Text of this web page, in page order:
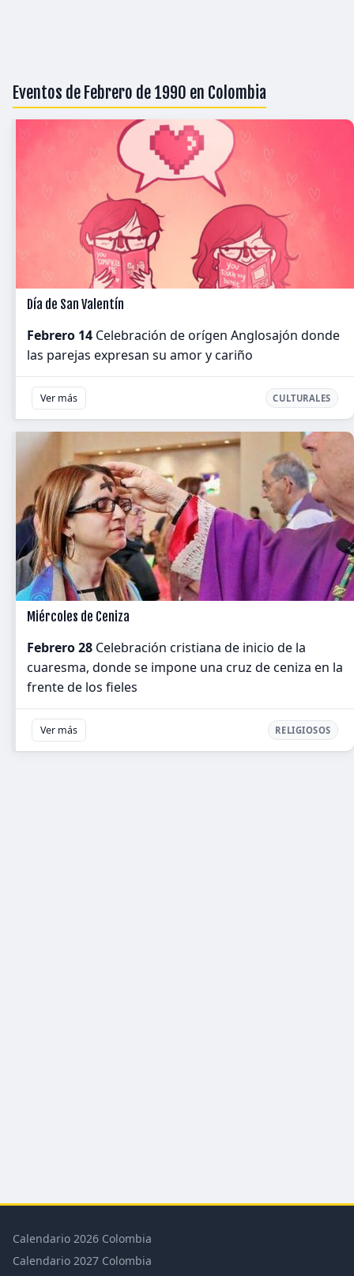
Eventos de Febrero de 1990 en Colombia
Día de San Valentín
Febrero 14 Celebración de orígen Anglosajón donde
las parejas expresan su amor y cariño
Ver más CULTURALES
Miércoles de Ceniza
Febrero 28 Celebración cristiana de inicio de la
cuaresma, donde se impone una cruz de ceniza en la
frente de los fieles
Ver más RELIGIOSOS
Calendario 2026 Colombia
Calendario 2027 Colombia